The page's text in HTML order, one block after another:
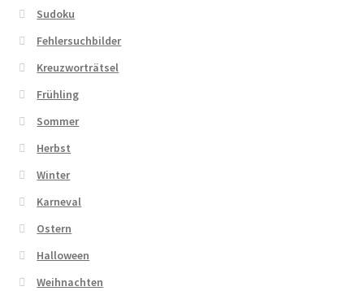
Sudoku
Fehlersuchbilder
Kreuzworträtsel
Frühling
Sommer
Herbst
Winter
Karneval
Ostern
Halloween
Weihnachten